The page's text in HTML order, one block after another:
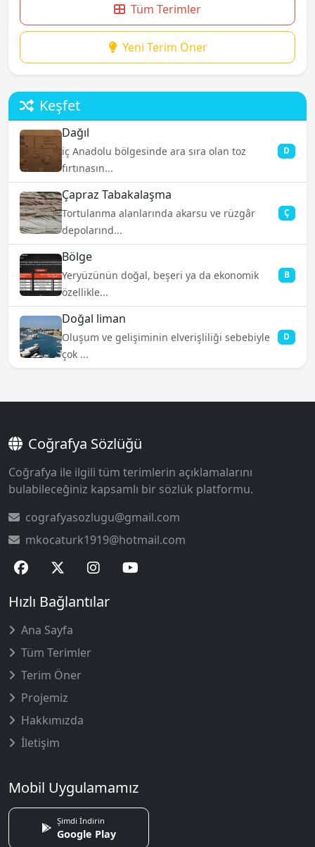
Tüm Terimler
Yeni Terim Öner
Keşfet
Dağıl
iç Anadolu bölgesinde ara sıra olan toz
fırtınasın...
D
Çapraz Tabakalaşma
Tortulanma alanlarında akarsu ve rüzgâr
depolarınd...
Ç
Bölge
Yeryüzünün doğal, beşeri ya da ekonomik
özellikle...
B
Doğal liman
Oluşum ve gelişiminin elverişliliği sebebiyle
çok ...
D
Coğrafya Sözlüğü
Coğrafya ile ilgili tüm terimlerin açıklamalarını
bulabileceğiniz kapsamlı bir sözlük platformu.
cografyasozlugu@gmail.com
mkocaturk1919@hotmail.com
Hızlı Bağlantılar
Ana Sayfa
Tüm Terimler
Terim Öner
Projemiz
Hakkımızda
İletişim
Mobil Uygulamamız
Şimdi İndirin
Google Play